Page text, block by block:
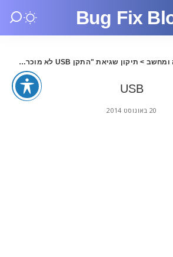
Bug Fix
ומחשב > תיקון שגיאת "התקן USB לא מוכר" >
USB
20 באוגוסט 2014